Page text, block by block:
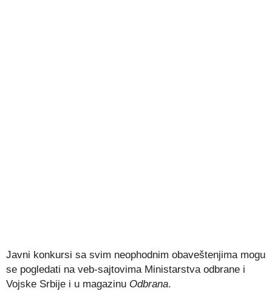
Javni konkursi sa svim neophodnim obaveštenjima mogu
se pogledati na veb-sajtovima Ministarstva odbrane i
Vojske Srbije i u magazinu Odbrana.